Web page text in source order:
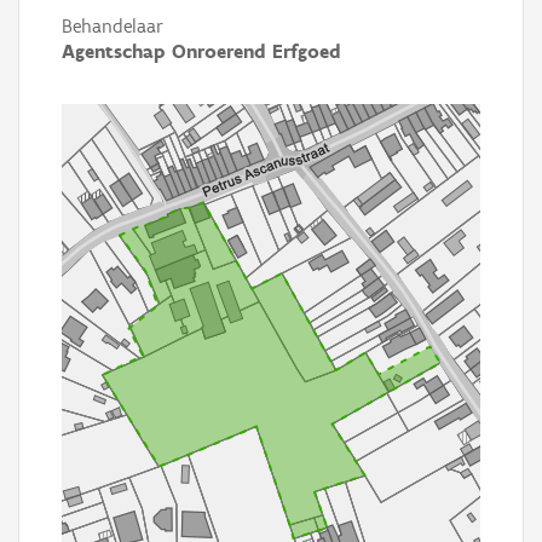
Behandelaar
Agentschap Onroerend Erfgoed